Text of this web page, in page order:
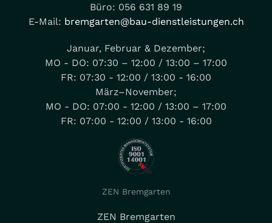
Büro: 056 631 89 19
E-Mail: bremgarten@bau-dienstleistungen.ch
Januar, Februar & Dezember;
MO - DO: 07:30 – 12:00 / 13:00 – 17:00
FR: 07:30 - 12:00 / 13:00 - 16:00
März–November;
MO - DO: 07:00 - 12:00 / 13:00 – 17:00
FR: 07:00 - 12:00 / 13:00 - 16:00
ZEN Bremgarten
ZEN Bremgarten